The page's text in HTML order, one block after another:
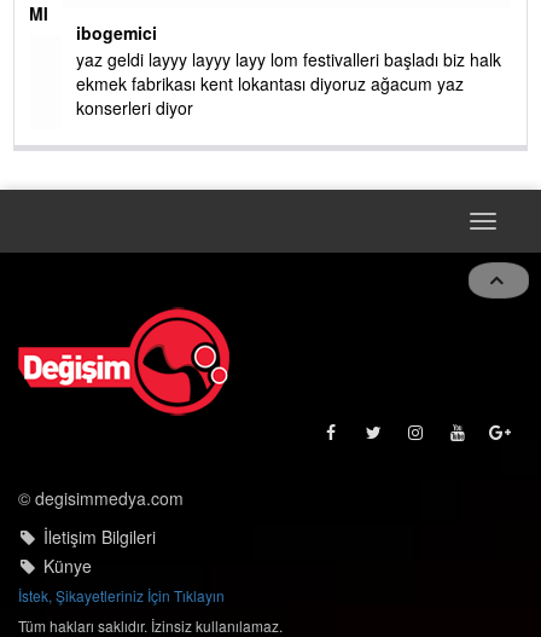
ibogemici
yaz geldi layyy layyy layy lom festivalleri başladı biz halk
ekmek fabrikası kent lokantası diyoruz ağacum yaz
konserleri diyor
Toggle
© degisimmedya.com
İletişim Bilgileri
Künye
İstek, Şikayetleriniz İçin Tıklayın
Tüm hakları saklıdır. İzinsiz kullanılamaz.